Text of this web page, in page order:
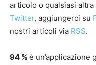
articolo o qualsiasi
Twitter, aggiungerci su
nostri articoli via RSS.
94 % è un’applicazione